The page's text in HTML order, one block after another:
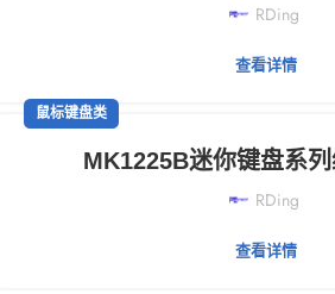
RDing
查看详情
鼠标键盘类
MK1225B迷你键盘系
RDing
查看详情